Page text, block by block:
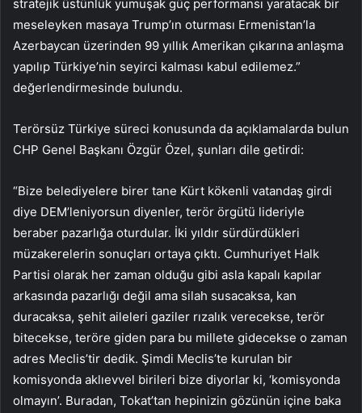
stratejik üstünlük yumuşak güç performansı yaratacak bir
meseleyken masaya Trump’ın oturması Ermenistan’la
Azerbaycan üzerinden 99 yıllık Amerikan çıkarına anlaşma
yapılıp Türkiye’nin seyirci kalması kabul edilemez.”
değerlendirmesinde bulundu.
Terörsüz Türkiye süreci konusunda da açıklamalarda bulun
CHP Genel Başkanı Özgür Özel, şunları dile getirdi:
“Bize belediyelere birer tane Kürt kökenli vatandaş girdi
diye DEM’leniyorsun diyenler, terör örgütü lideriyle
beraber pazarlığa oturdular. İki yıldır sürdürdükleri
müzakerelerin sonuçları ortaya çıktı. Cumhuriyet Halk
Partisi olarak her zaman olduğu gibi asla kapalı kapılar
arkasında pazarlığı değil ama silah susacaksa, kan
duracaksa, şehit aileleri gaziler rızalık verecekse, terör
bitecekse, teröre giden para bu millete gidecekse o zaman
adres Meclis’tir dedik. Şimdi Meclis’te kurulan bir
komisyonda aklıevvel birileri bize diyorlar ki, ‘komisyonda
olmayın’. Buradan, Tokat’tan hepinizin gözünün içine baka